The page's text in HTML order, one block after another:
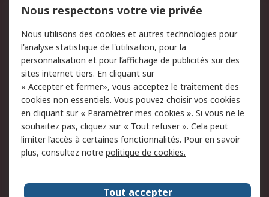
du site
Politique de protection
des données - Mise à
jour
Sécurité des E-mails
Conditions générales
de vente
Politique anti-
corruption
Campagnes marketing
A propos de RS
A propos de RS France
Evénements
Nous respectons votre vie privée
Nous utilisons des cookies et autres technologies pour
l'analyse statistique de l'utilisation, pour la
personnalisation et pour l’affichage de publicités sur des
sites internet tiers. En cliquant sur
« Accepter et fermer», vous acceptez le traitement des
cookies non essentiels. Vous pouvez choisir vos cookies
en cliquant sur « Paramétrer mes cookies ». Si vous ne le
souhaitez pas, cliquez sur « Tout refuser ». Cela peut
limiter l’accès à certaines fonctionnalités. Pour en savoir
plus, consultez notre politique de cookies.
Tout accepter